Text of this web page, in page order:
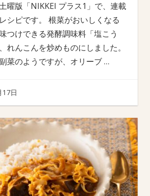
曜版「NIKKEI プラス1」で、連載
シピです。 根菜がおいしくなる
つけできる発酵調味料「塩こう
れんこんを炒めものにしました。
菜のようですが、オリーブ…
17日